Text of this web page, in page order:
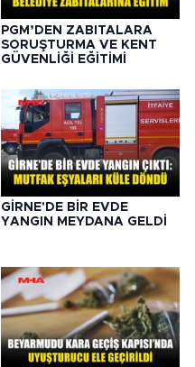
PGM’DEN ZABITALARA
SORUŞTURMA VE KENT
GÜVENLİĞİ EĞİTİMİ
GİRNE'DE BİR EVDE
YANGIN MEYDANA GELDİ